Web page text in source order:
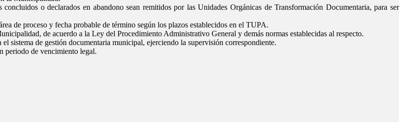
o declarados en abandono sean remitidos por las Unidades Orgánicas de Transformación Documentaria, para ser
de proceso y fecha probable de término según los plazos establecidos en el TUPA.
de acuerdo a la Ley del Procedimiento Administrativo General y demás normas establecidas al respecto.
sistema de gestión documentaria municipal, ejerciendo la supervisión correspondiente.
periodo de vencimiento legal.